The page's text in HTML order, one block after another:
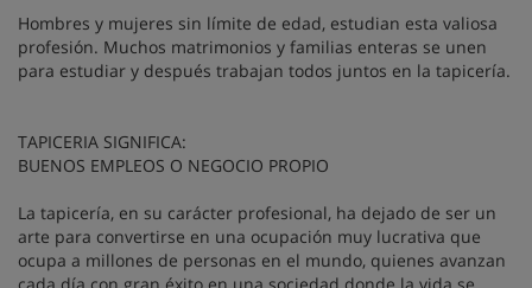
Hombres y mujeres sin límite de edad, estudian esta valiosa
profesión. Muchos matrimonios y familias enteras se unen
para estudiar y después trabajan todos juntos en la tapicería.
TAPICERIA SIGNIFICA:
BUENOS EMPLEOS O NEGOCIO PROPIO
La tapicería, en su carácter profesional, ha dejado de ser un
arte para convertirse en una ocupación muy lucrativa que
ocupa a millones de personas en el mundo, quienes avanzan